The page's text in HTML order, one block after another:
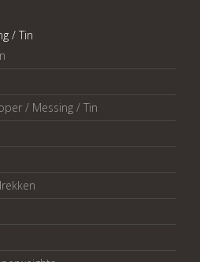
/ Tin
/ Messing / Tin